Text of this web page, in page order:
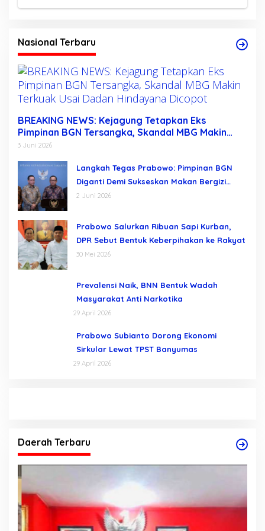
Nasional Terbaru
BREAKING NEWS: Kejagung Tetapkan Eks
Pimpinan BGN Tersangka, Skandal MBG Makin
Terkuak Usai Dadan Hindayana Dicopot
3 Juni 2026
Langkah Tegas Prabowo: Pimpinan BGN
Diganti Demi Sukseskan Makan Bergizi
Gratis
2 Juni 2026
Prabowo Salurkan Ribuan Sapi Kurban,
DPR Sebut Bentuk Keberpihakan ke Rakyat
30 Mei 2026
Prevalensi Naik, BNN Bentuk Wadah
Masyarakat Anti Narkotika
29 April 2026
Prabowo Subianto Dorong Ekonomi
Sirkular Lewat TPST Banyumas
29 April 2026
Daerah Terbaru